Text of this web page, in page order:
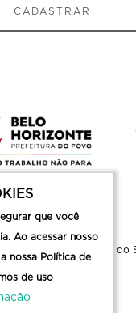
CADASTRAR
Mapa do
que você
Ao acessar nosso
nossa Política de
de uso